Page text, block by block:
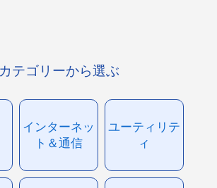
カテゴリーから選ぶ
インターネッ
ト＆通信
ユーティリテ
ィ